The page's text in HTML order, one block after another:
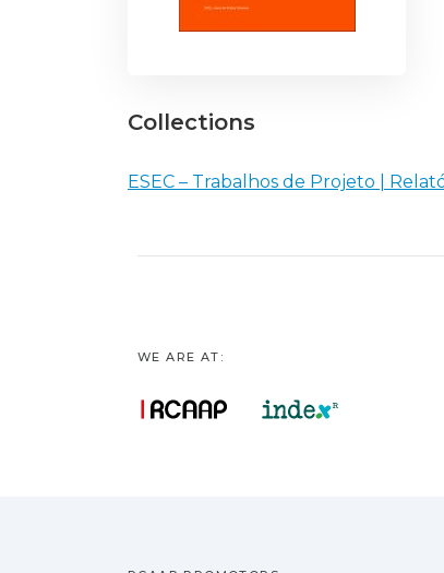
Collections
ESEC – Trabalhos de Projeto |
WE ARE AT: